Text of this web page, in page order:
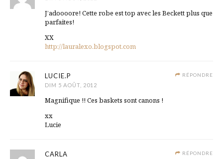
J’adoooore! Cette robe est top avec les Beckett plus que
parfaites!
XX
http://lauralexo.blogspot.com
RÉPONDRE
LUCIE.P
DIM 5 AOÛT, 2012
Magnifique !! Ces baskets sont canons !
xx
Lucie
RÉPONDRE
CARLA